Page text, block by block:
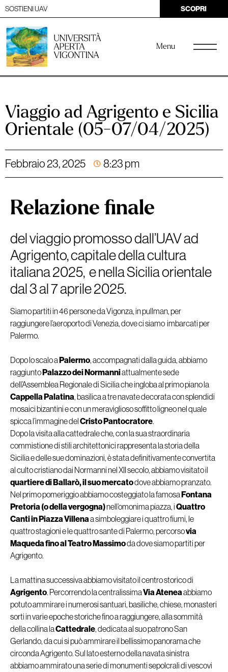
SOSTIENI UAV SCOPRI
Menu
Viaggio ad Agrigento e Sicilia
Orientale (05-07/04/2025)
Febbraio 23, 2025 8:23 pm
Relazione finale
del viaggio promosso dall’UAV ad
Agrigento, capitale della cultura
italiana 2025, e nella Sicilia orientale
dal 3 al 7 aprile 2025.
Siamo partiti in 46 persone da Vigonza, in pullman, per
raggiungere l’aeroporto di Venezia, dove ci siamo imbarcati per
Palermo.
Dopo lo scalo aPalermo, accompagnati dalla guida, abbiamo
raggiuntoPalazzo dei Normanniattualmente sede
dell’Assemblea Regionale di Sicilia che ingloba al primo piano la
Cappella Palatina, basilica a tre navate decorata con splendidi
mosaici bizantini e con un meraviglioso soffitto ligneo nel quale
spicca l’immagine delCristo Pantocratore.
Dopo la visita alla cattedrale che, con la sua straordinaria
commistione di stili architettonici rappresenta la storia della
Sicilia e delle sue dominazioni, è stata definitivamente convertita
al culto cristiano dai Normanni nel XII secolo, abbiamo visitato il
quartiere di Ballarò, il suo mercatodove abbiamo pranzato.
Nel primo pomeriggio abbiamo costeggiato la famosaFontana
Pretoria (o della vergogna)nell’omonima piazza, iQuattro
Canti in Piazza Villenaa simboleggiare i quattro fiumi, le
quattro stagioni e le quattro sante di Palermo, percorsovia
Maqueda fino al Teatro Massimoda dove siamo partiti per
Agrigento.
La mattina successiva abbiamo visitato il centro storico di
Agrigento. Percorrendo la centralissimaVia Ateneaabbiamo
potuto ammirare i numerosi santuari, basiliche, chiese, monasteri
sorti in varie epoche storiche fino a raggiungere, alla sommità
della collina laCattedrale, dedicata al suo patrono San
Gerlando, da cui si può ammirare il bellissimo panorama che
circonda Agrigento. Sul lato esterno della navata sinistra
abbiamo ammirato una serie di monumenti sepolcrali di vescovi